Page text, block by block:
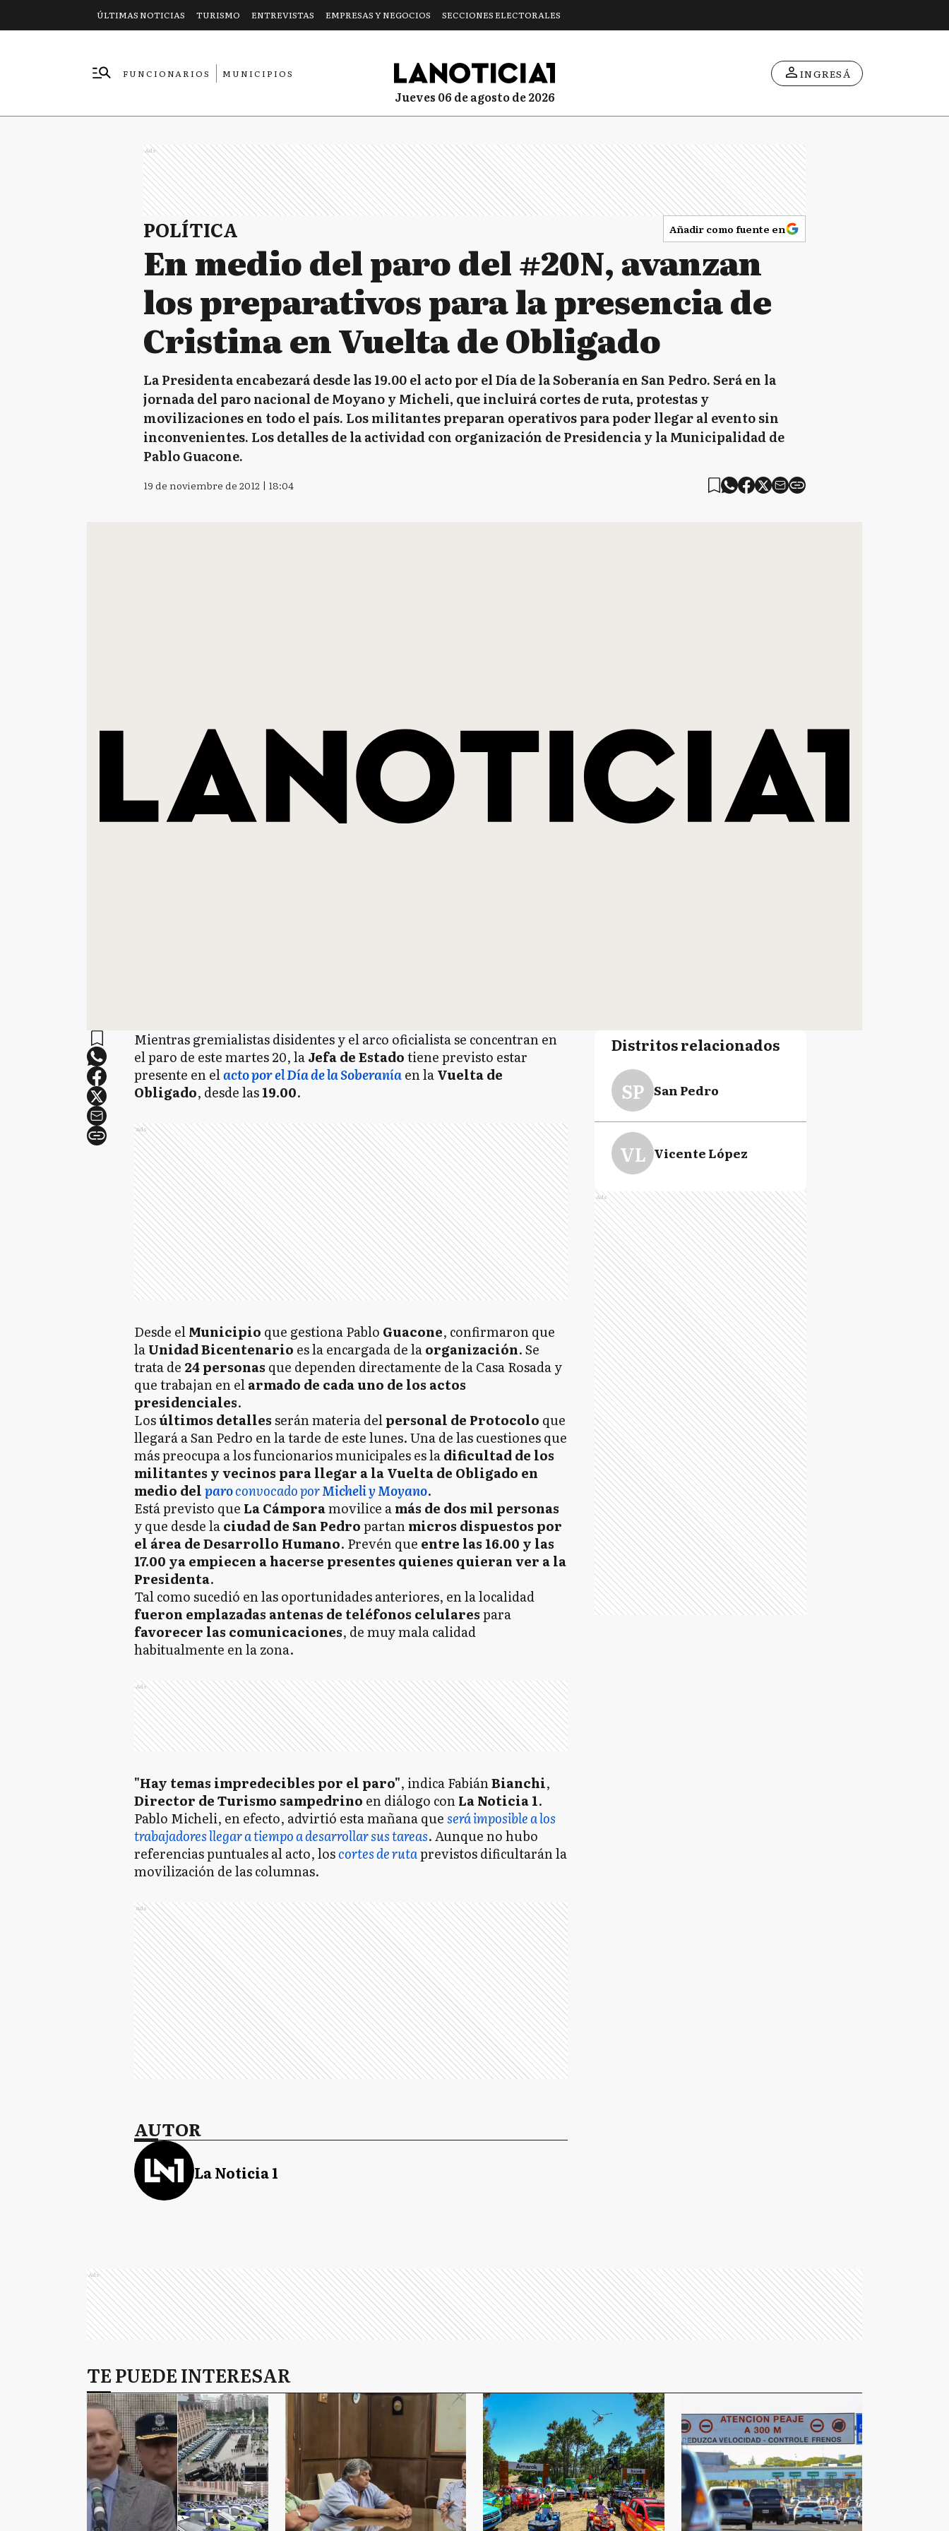
ÚLTIMAS NOTICIAS TURISMO ENTREVISTAS EMPRESAS Y NEGOCIOS SECCIONES ELECTORALES
FUNCIONARIOS
MUNICIPIOS
jueves 06 de agosto de 2026
INGRESÁ
Ads
POLÍTICA Añadir como fuente en
En medio del paro del #20N, avanzan
los preparativos para la presencia de
Cristina en Vuelta de Obligado
La Presidenta encabezará desde las 19.00 el acto por el Día de la Soberanía en San Pedro. Será en la
jornada del paro nacional de Moyano y Micheli, que incluirá cortes de ruta, protestas y
movilizaciones en todo el país. Los militantes preparan operativos para poder llegar al evento sin
inconvenientes. Los detalles de la actividad con organización de Presidencia y la Municipalidad de
Pablo Guacone.
19 de noviembre de 2012 | 18:04
Mientras gremialistas disidentes y el arco oficialista se concentran en
el paro de este martes 20, laJefa de Estadotiene previsto estar
presente en elacto por el Día de la Soberaníaen laVuelta de
Obligado, desde las19.00.
Ads
Desde elMunicipio que gestiona Pablo Guacone, confirmaron que
laUnidad Bicentenario es la encargada de laorganización. Se
trata de 24 personas que dependen directamente de la Casa Rosada y
que trabajan en elarmado de cada uno de los actos
presidenciales.
Losúltimos detallesserán materia delpersonal de Protocolo que
llegará a San Pedro en la tarde de este lunes. Una de las cuestiones que
más preocupa a los funcionarios municipales es ladificultad de los
militantes y vecinos para llegar a la Vuelta de Obligado en
medio delparoconvocado porMicheli y Moyano.
Está previsto que La Cámporamovilice amás de dos mil personas
y que desde laciudad de San Pedropartanmicros dispuestos por
el área de Desarrollo Humano. Prevén que entre las 16.00 y las
17.00 ya empiecen a hacerse presentes quienes quieran ver a la
Presidenta.
Tal como sucedió en las oportunidades anteriores, en la localidad
fueron emplazadas antenas de teléfonos celularespara
favorecer las comunicaciones, de muy mala calidad
habitualmente en la zona.
Ads
"Hay temas impredecibles por el paro", indica FabiánBianchi,
Director de Turismo sampedrino en diálogo conLa Noticia 1.
Pablo Micheli, en efecto, advirtió esta mañana queserá imposible a los
trabajadores llegar a tiempo a desarrollar sus tareas. Aunque no hubo
referencias puntuales al acto, loscortes de rutaprevistos dificultarán la
movilización de las columnas.
Ads
AUTOR
La Noticia 1
Distritos relacionados
SP San Pedro
VL Vicente López
Ads
Ads
TE PUEDE INTERESAR